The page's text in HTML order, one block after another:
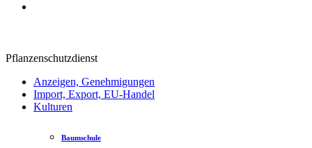
Pflanzenschutzdienst
Anzeigen, Genehmigungen
Import, Export, EU-Handel
Kulturen
Baumschule